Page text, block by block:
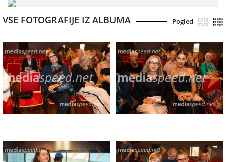
VSE FOTOGRAFIJE IZ ALBUMA Pogled